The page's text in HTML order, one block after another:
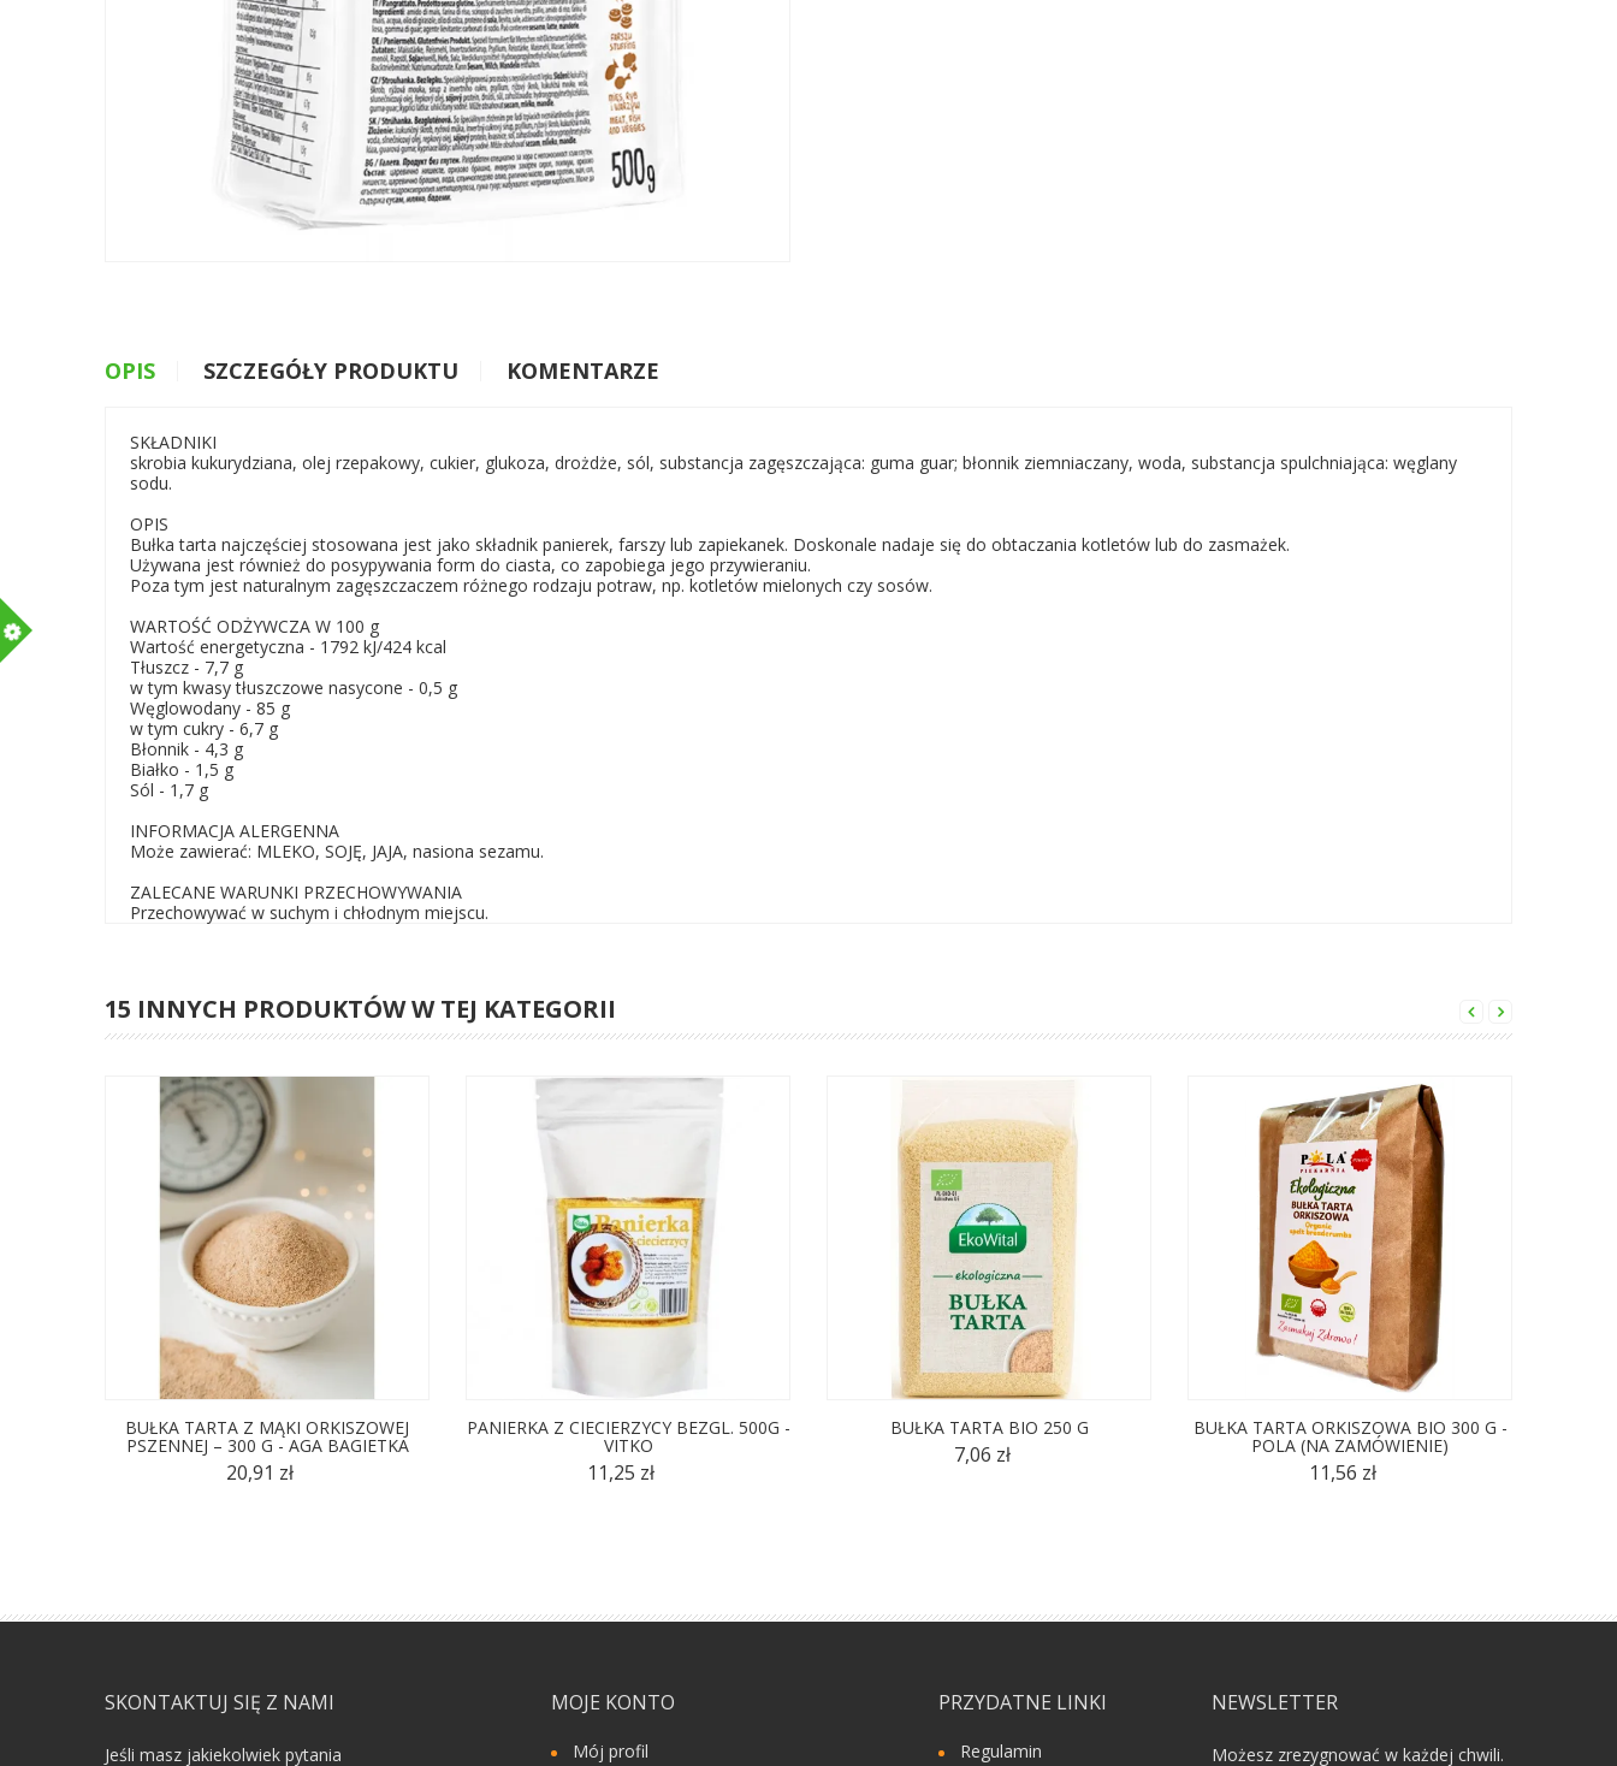
OPIS SZCZEGÓŁY PRODUKTU KOMENTARZE
SKŁADNIKI
skrobia kukurydziana, olej rzepakowy, cukier, glukoza, drożdże, sól, substancja zagęszczająca: guma guar; błonnik ziemniaczany, woda, substancja spulchniająca: węglany
sodu.
OPIS
Bułka tarta najczęściej stosowana jest jako składnik panierek, farszy lub zapiekanek. Doskonale nadaje się do obtaczania kotletów lub do zasmażek.
Używana jest również do posypywania form do ciasta, co zapobiega jego przywieraniu.
Poza tym jest naturalnym zagęszczaczem różnego rodzaju potraw, np. kotletów mielonych czy sosów.
WARTOŚĆ ODŻYWCZA W 100 g
Wartość energetyczna - 1792 kJ/424 kcal
Tłuszcz - 7,7 g
w tym kwasy tłuszczowe nasycone - 0,5 g
Węglowodany - 85 g
w tym cukry - 6,7 g
Błonnik - 4,3 g
Białko - 1,5 g
Sól - 1,7 g
INFORMACJA ALERGENNA
Może zawierać: MLEKO, SOJĘ, JAJA, nasiona sezamu.
ZALECANE WARUNKI PRZECHOWYWANIA
Przechowywać w suchym i chłodnym miejscu.
15 INNYCH PRODUKTÓW W TEJ KATEGORII
BUŁKA TARTA Z MĄKI ORKISZOWEJ
PSZENNEJ – 300 G - AGA BAGIETKA
20,91 zł
PANIERKA Z CIECIERZYCY BEZGL. 500G -
VITKO
11,25 zł
BUŁKA TARTA BIO 250 G
7,06 zł
BUŁKA TARTA ORKISZOWA BIO 300 G -
POLA (NA ZAMÓWIENIE)
11,56 zł
SKONTAKTUJ SIĘ Z NAMI
Jeśli masz jakiekolwiek pytania
MOJE KONTO
Mój profil
PRZYDATNE LINKI
Regulamin
NEWSLETTER
Możesz zrezygnować w każdej chwili.